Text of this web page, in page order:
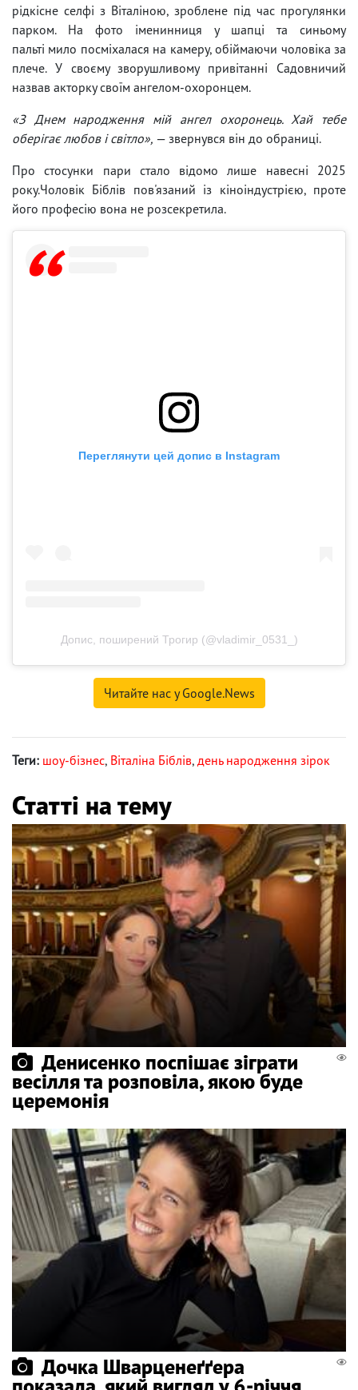
рідкісне селфі з Віталіною, зроблене під час прогулянки
парком. На фото іменинниця у шапці та синьому
пальті мило посміхалася на камеру, обіймаючи чоловіка за
плече. У своєму зворушливому привітанні Садовничий
назвав акторку своїм ангелом-охоронцем.
«З Днем народження мій ангел охоронець. Хай тебе
оберігає любов і світло», — звернувся він до обраниці.
Про стосунки пари стало відомо лише навесні 2025
року.Чоловік Біблів пов'язаний із кіноіндустрією, проте
його професію вона не розсекретила.
Переглянути цей допис в Instagram
Допис, поширений Трогир (@vladimir_0531_)
Читайте нас у Google.News
Теги: шоу-бізнес, Віталіна Біблів, день народження зірок
Статті на тему
Денисенко поспішає зіграти
весілля та розповіла, якою буде
церемонія
Дочка Шварценеґґера